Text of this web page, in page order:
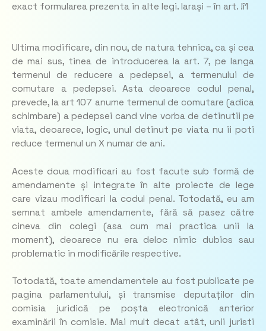
exact formularea prezenta in alte legi. Iarași – în art. !î1
Ultima modificare, din nou, de natura tehnica, ca și cea
de mai sus, tinea de introducerea la art. 7, pe langa
termenul de reducere a pedepsei, a termenului de
comutare a pedepsei. Asta deoarece codul penal,
prevede, la art 107 anume termenul de comutare (adica
schimbare) a pedepsei cand vine vorba de detinutii pe
viata, deoarece, logic, unul detinut pe viata nu ii poti
reduce termenul un X numar de ani.
Aceste doua modificari au fost facute sub formă de
amendamente și integrate în alte proiecte de lege
care vizau modificari la codul penal. Totodată, eu am
semnat ambele amendamente, fără să pasez către
cineva din colegi (asa cum mai practica unii la
moment), deoarece nu era deloc nimic dubios sau
problematic in modificările respective.
Totodată, toate amendamentele au fost publicate pe
pagina parlamentului, și transmise deputaților din
comisia juridică pe poșta electronică anterior
examinării în comisie. Mai mult decat atât, unii juristi